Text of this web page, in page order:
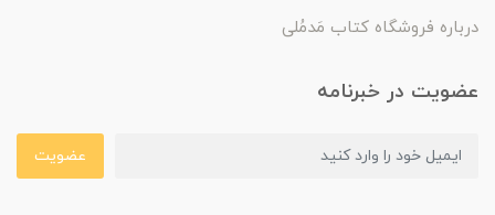
درباره فروشگاه کتاب مَدمُلی
عضویت در خبرنامه
عضویت